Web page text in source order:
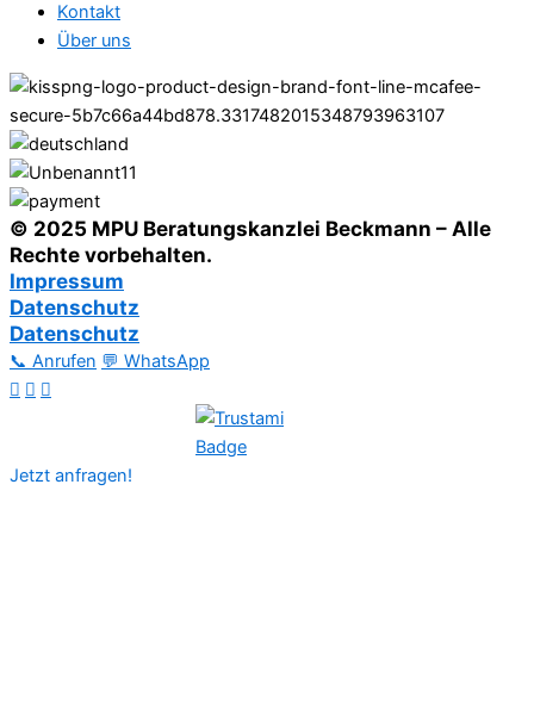
Kontakt
Über uns
© 2025 MPU Beratungskanzlei Beckmann – Alle
Rechte vorbehalten.
Impressum
Datenschutz
Datenschutz
📞 Anrufen 💬 WhatsApp
Jetzt anfragen!